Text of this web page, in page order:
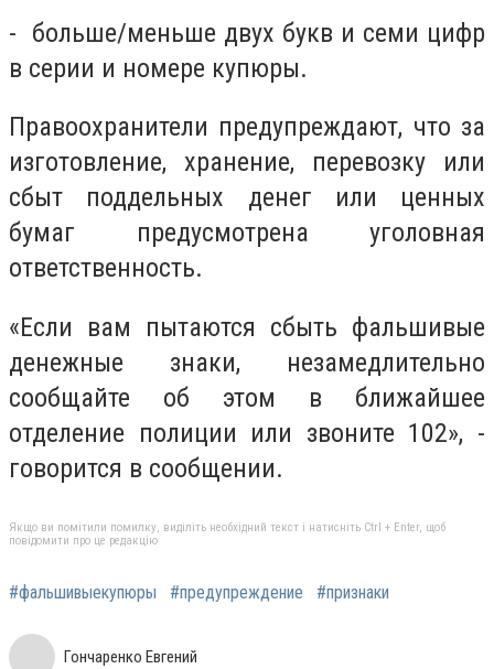
- больше/меньше двух букв и семи цифр
в серии и номере купюры.
Правоохранители предупреждают, что за
изготовление, хранение, перевозку или
сбыт поддельных денег или ценных
бумаг предусмотрена уголовная
ответственность.
«Если вам пытаются сбыть фальшивые
денежные знаки, незамедлительно
сообщайте об этом в ближайшее
отделение полиции или звоните 102», -
говорится в сообщении.
Якщо ви помітили помилку, виділіть необхідний текст і натисніть Ctrl + Enter, щоб
повідомити про це редакцію
#фальшивыекупюры #предупреждение #признаки
Гончаренко Евгений